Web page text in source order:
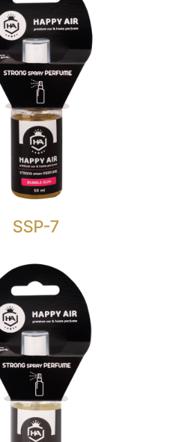
SSP-7
PERFUME 50
ML.
SPRAY PERFUME BUBBLE
GUM
osvježivača zraka sa
mirisa od 30%.
akordom žvakaće gume.
PERFUME 50
ML.
SPRAY PERFUME ANTI
TABACCO
osvježivača zraka sa
mirisa od 30%.